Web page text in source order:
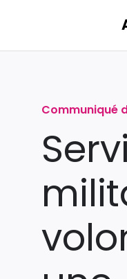
contenu
Communiqué